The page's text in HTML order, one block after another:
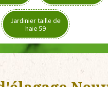
Jardinier taille de
haie 59